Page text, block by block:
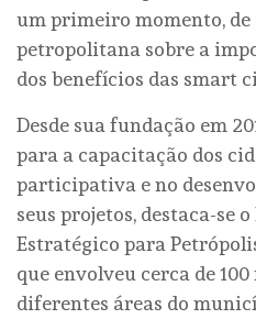
um primeiro momento,
petropolitana sobre a
dos benefícios das smart
Desde sua fundação em
para a capacitação dos
participativa e no
seus projetos, destaca-se
Estratégico para
que envolveu cerca de
diferentes áreas do